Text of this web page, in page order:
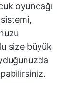
oyuncağı
size büyük